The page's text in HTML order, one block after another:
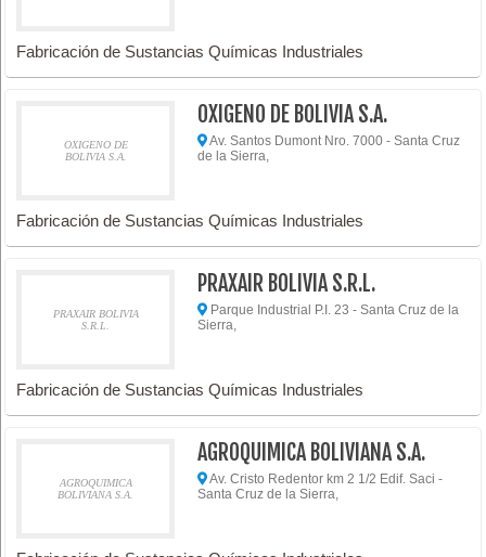
Fabricación de Sustancias Químicas Industriales
OXIGENO DE
BOLIVIA S.A.
OXIGENO DE BOLIVIA S.A.
Av. Santos Dumont Nro. 7000 - Santa Cruz
de la Sierra,
Fabricación de Sustancias Químicas Industriales
PRAXAIR BOLIVIA
S.R.L.
PRAXAIR BOLIVIA S.R.L.
Parque Industrial P.I. 23 - Santa Cruz de la
Sierra,
Fabricación de Sustancias Químicas Industriales
AGROQUIMICA
BOLIVIANA S.A.
AGROQUIMICA BOLIVIANA S.A.
Av. Cristo Redentor km 2 1/2 Edif. Saci -
Santa Cruz de la Sierra,